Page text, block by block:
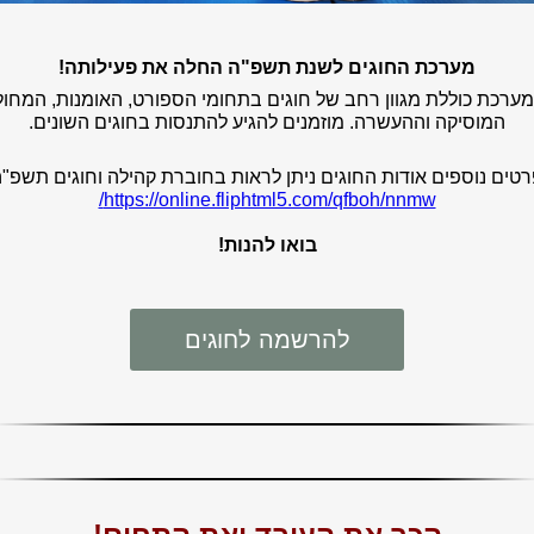
מערכת החוגים לשנת תשפ"ה החלה את פעילותה!
כוללת מגוון רחב של חוגים בתחומי הספורט, האומנות,
המוסיקה וההעשרה. מוזמנים להגיע להתנסות בחוגים השונים.
נוספים אודות החוגים ניתן לראות בחוברת קהילה וחוגים
https://online.fliphtml5.com/qfboh/nnmw/
בואו להנות!
להרשמה לחוגים